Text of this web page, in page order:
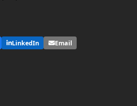
LinkedIn Email